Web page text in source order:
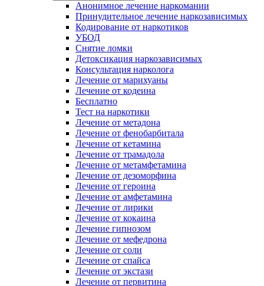
Анонимное лечение наркомании
Принудительное лечение наркозависимых
Кодирование от наркотиков
УБОД
Снятие ломки
Детоксикация наркозависимых
Консультация нарколога
Лечение от марихуаны
Лечение от кодеина
Бесплатно
Тест на наркотики
Лечение от метадона
Лечение от фенобарбитала
Лечение от кетамина
Лечение от трамадола
Лечение от метамфетамина
Лечение от дезоморфина
Лечение от героина
Лечение от амфетамина
Лечение от лирики
Лечение от кокаина
Лечение гипнозом
Лечение от мефедрона
Лечение от соли
Лечение от спайса
Лечение от экстази
Лечение от первитина